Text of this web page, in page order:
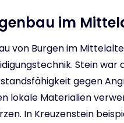
im
von Burgen im
Stein war
gegen
lokale Materialien
In Kreuzenstein